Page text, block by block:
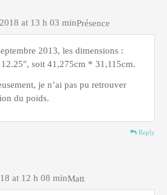
Présence
at 13 h 03 min
2013, les dimensions :
soit 41,275cm * 31,115cm.
je n’ai pas pu retrouver
du poids.
Reply
Matt
at 12 h 08 min